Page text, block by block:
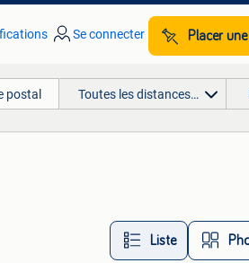
Se connecter Placer
Toutes les distances…
Liste